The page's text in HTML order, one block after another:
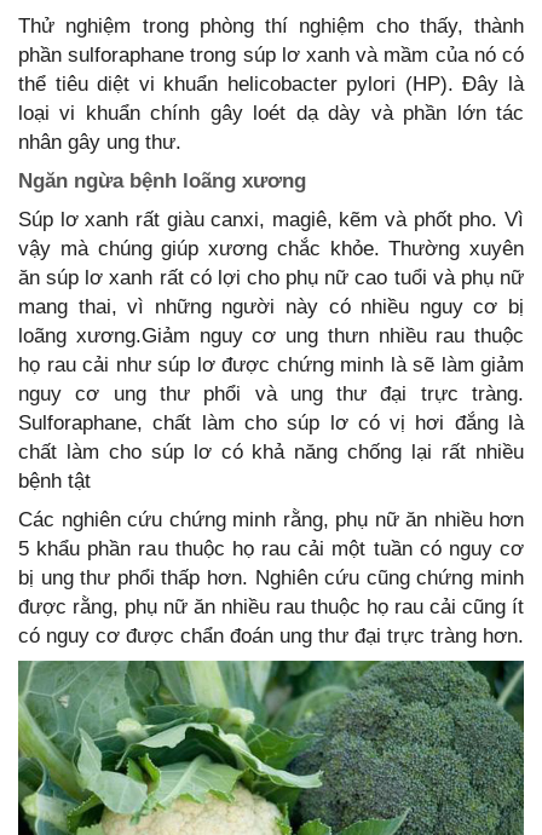
Thử nghiệm trong phòng thí nghiệm cho thấy, thành
phần sulforaphane trong súp lơ xanh và mầm của nó có
thể tiêu diệt vi khuẩn helicobacter pylori (HP). Đây là
loại vi khuẩn chính gây loét dạ dày và phần lớn tác
nhân gây ung thư.
Ngăn ngừa bệnh loãng xương
Súp lơ xanh rất giàu canxi, magiê, kẽm và phốt pho. Vì
vậy mà chúng giúp xương chắc khỏe. Thường xuyên
ăn súp lơ xanh rất có lợi cho phụ nữ cao tuổi và phụ nữ
mang thai, vì những người này có nhiều nguy cơ bị
loãng xương.Giảm nguy cơ ung thưn nhiều rau thuộc
họ rau cải như súp lơ được chứng minh là sẽ làm giảm
nguy cơ ung thư phổi và ung thư đại trực tràng.
Sulforaphane, chất làm cho súp lơ có vị hơi đắng là
chất làm cho súp lơ có khả năng chống lại rất nhiều
bệnh tật
Các nghiên cứu chứng minh rằng, phụ nữ ăn nhiều hơn
5 khẩu phần rau thuộc họ rau cải một tuần có nguy cơ
bị ung thư phổi thấp hơn. Nghiên cứu cũng chứng minh
được rằng, phụ nữ ăn nhiều rau thuộc họ rau cải cũng ít
có nguy cơ được chẩn đoán ung thư đại trực tràng hơn.